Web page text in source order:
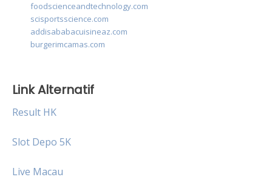
foodscienceandtechnology.com
scisportsscience.com
addisababacuisineaz.com
burgerimcamas.com
Link Alternatif
Result HK
Slot Depo 5K
Live Macau